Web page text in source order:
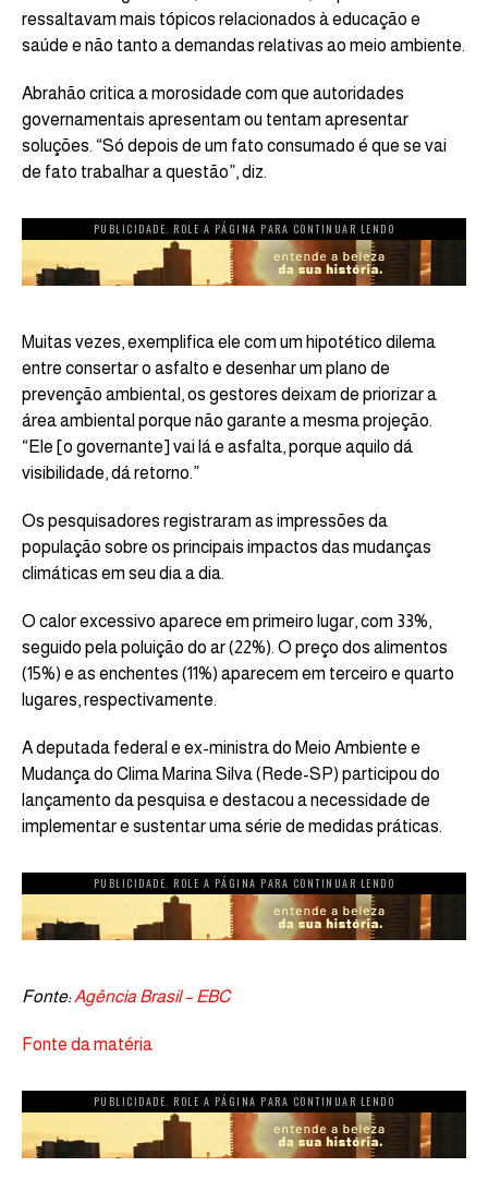
ressaltavam mais tópicos relacionados à educação e
saúde e não tanto a demandas relativas ao meio ambiente.
Abrahão critica a morosidade com que autoridades
governamentais apresentam ou tentam apresentar
soluções. “Só depois de um fato consumado é que se vai
de fato trabalhar a questão”, diz.
PUBLICIDADE. ROLE A PÁGINA PARA CONTINUAR LENDO
Muitas vezes, exemplifica ele com um hipotético dilema
entre consertar o asfalto e desenhar um plano de
prevenção ambiental, os gestores deixam de priorizar a
área ambiental porque não garante a mesma projeção.
“Ele [o governante] vai lá e asfalta, porque aquilo dá
visibilidade, dá retorno.”
Os pesquisadores registraram as impressões da
população sobre os principais impactos das mudanças
climáticas em seu dia a dia.
O calor excessivo aparece em primeiro lugar, com 33%,
seguido pela poluição do ar (22%). O preço dos alimentos
(15%) e as enchentes (11%) aparecem em terceiro e quarto
lugares, respectivamente.
A deputada federal e ex-ministra do Meio Ambiente e
Mudança do Clima Marina Silva (Rede-SP) participou do
lançamento da pesquisa e destacou a necessidade de
implementar e sustentar uma série de medidas práticas.
PUBLICIDADE. ROLE A PÁGINA PARA CONTINUAR LENDO
Fonte:Agência Brasil – EBC
Fonte da matéria
PUBLICIDADE. ROLE A PÁGINA PARA CONTINUAR LENDO